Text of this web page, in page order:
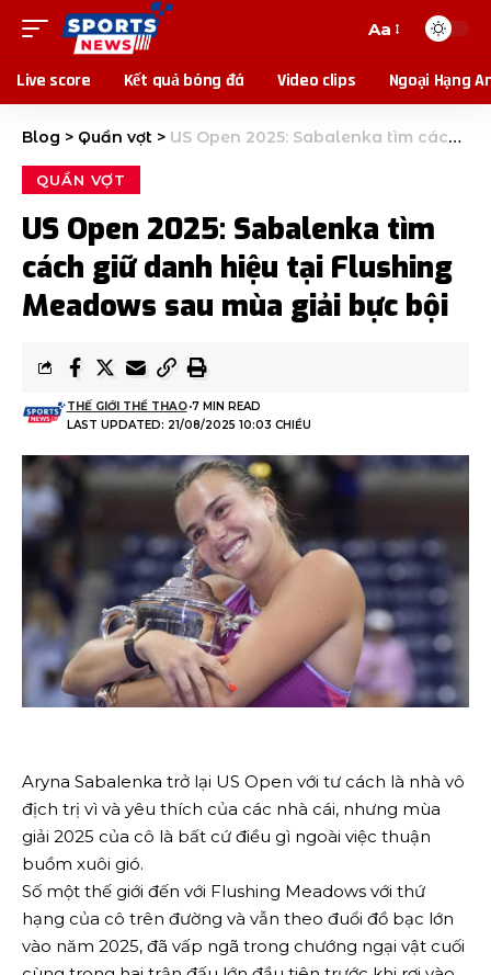
Aa
Live score Kết quả bóng đá Video clips Ngoại Hạng
Blog > Quần vợt > US Open 2025: Sabalenka tìm cách giữ danh hiệu tại Flushing Meadows sau mùa giải bực bội
QUẦN VỢT
US Open 2025: Sabalenka tìm
cách giữ danh hiệu tại Flushing
Meadows sau mùa giải bực bội
LAST UPDATED: 21/08/2025 10:03 CHIỀU
THẾ GIỚI THỂ THAO 7 MIN READ
Aryna Sabalenka trở lại US Open với tư cách là nhà vô
địch trị vì và yêu thích của các nhà cái, nhưng mùa
giải 2025 của cô là bất cứ điều gì ngoài việc thuận
buồm xuôi gió.
Số một thế giới đến với Flushing Meadows với thứ
hạng của cô trên đường và vẫn theo đuổi đồ bạc lớn
vào năm 2025, đã vấp ngã trong chướng ngại vật cuối